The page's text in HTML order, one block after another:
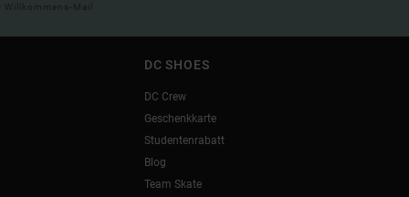
Mail
DC SHOES
DC Crew
Geschenkkarte
Studentenrabatt
Blog
Team Skate